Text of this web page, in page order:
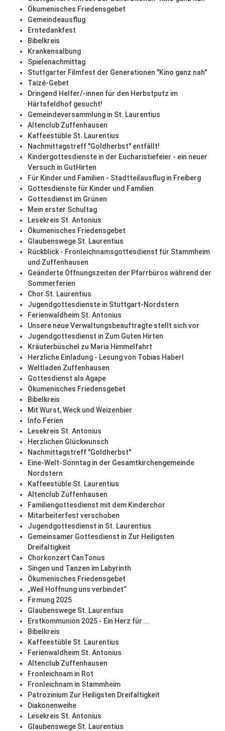
Ökumenisches Friedensgebet
Gemeindeausflug
Erntedankfest
Bibelkreis
Krankensalbung
Spielenachmittag
Stuttgarter Filmfest der Generationen "Kino ganz nah"
Taizé-Gebet
Dringend Helfer/-innen für den Herbstputz im
Härtsfeldhof gesucht!
Gemeindeversammlung in St. Laurentius
Altenclub Zuffenhausen
Kaffeestüble St. Laurentius
Nachmittagstreff "Goldherbst" entfällt!
Kindergottesdienste in der Eucharistiefeier - ein neuer
Versuch in GutHirten
Für Kinder und Familien - Stadtteilausflug in Freiberg
Gottesdienste für Kinder und Familien
Gottesdienst im Grünen
Mein erster Schultag
Lesekreis St. Antonius
Ökumenisches Friedensgebet
Glaubenswege St. Laurentius
Rückblick - Fronleichnamsgottesdienst für Stammheim
und Zuffenhausen
Geänderte Öffnungszeiten der Pfarrbüros während der
Sommerferien
Chor St. Laurentius
Jugendgottesdienste in Stuttgart-Nordstern
Ferienwaldheim St. Antonius
Unsere neue Verwaltungsbeauftragte stellt sich vor
Jugendgottesdienst in Zum Guten Hirten
Kräuterbüschel zu Maria Himmelfahrt
Herzliche Einladung - Lesung von Tobias Haberl
Weltladen Zuffenhausen
Gottesdienst als Agape
Ökumenisches Friedensgebet
Bibelkreis
Mit Wurst, Weck und Weizenbier
Info Ferien
Lesekreis St. Antonius
Herzlichen Glückwunsch
Nachmittagstreff "Goldherbst"
Eine-Welt-Sonntag in der Gesamtkirchengemeinde
Nordstern
Kaffeestüble St. Laurentius
Altenclub Zuffenhausen
Familiengottesdienst mit dem Kinderchor
Mitarbeiterfest verschoben
Jugendgottesdienst in St. Laurentius
Gemeinsamer Gottesdienst in Zur Heiligsten
Dreifaltigkeit
Chorkonzert CanTonus
Singen und Tanzen im Labyrinth
Ökumenisches Friedensgebet
„Weil Hoffnung uns verbindet“
Firmung 2025
Glaubenswege St. Laurentius
Erstkommunion 2025 - Ein Herz für ...
Bibelkreis
Kaffeestüble St. Laurentius
Ferienwaldheim St. Antonius
Altenclub Zuffenhausen
Fronleichnam in Rot
Fronleichnam in Stammheim
Patrozinium Zur Heiligsten Dreifaltigkeit
Diakonenweihe
Lesekreis St. Antonius
Glaubenswege St. Laurentius